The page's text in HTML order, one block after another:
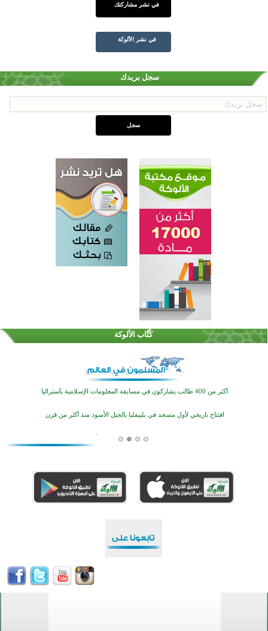
في نشر مشاركتك
في نشر الألوكة
سجل بريدك
كُتَّاب الألوكة
القرآن والتربية في صدارة البرامج الصيفية للمسلمين في بينزا وساراتوف وموردوفيا هذا العام
اختتام الدورة التاسعة لمسابقة حفظ وتلاوة القرآن الكريم في أزناكاييف
أكثر من 100 شخص يتعرفون على الإسلام خلال يوم المسجد المفتوح في ميلفيل
اختتام منافسات قرآنية متميزة في بنغلاديش بمشاركة 3000 متسابق
أكثر من 400 طالب يشاركون في مسابقة المعلومات الإسلامية بأستراليا
افتتاح تاريخي لأول مسجد في بلييفليا بالجبل الأسود منذ أكثر من قرن
منطقة ريبوفسي تحتفل بميلاد مسجد جديد في أجواء إيمانية مميزة
القرآن والتربية في صدارة البرامج الصيفية للمسلمين في بينزا وساراتوف وموردوفيا هذا العام